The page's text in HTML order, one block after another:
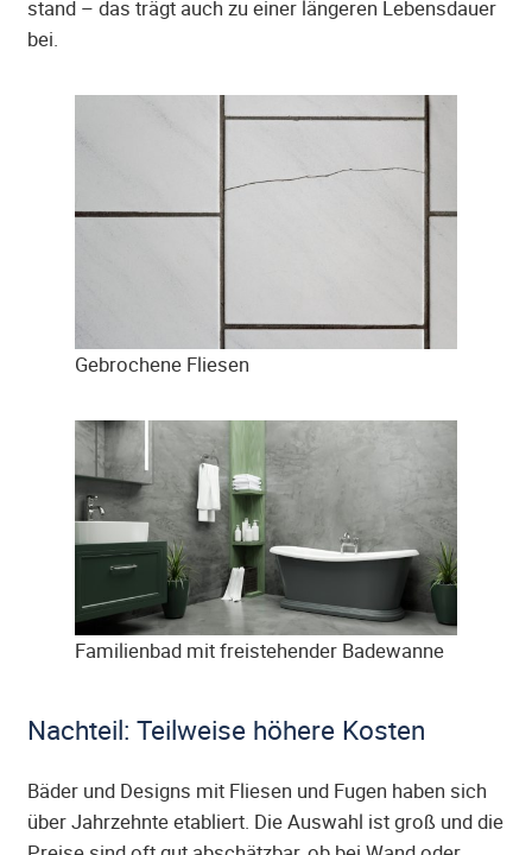
stand – das trägt auch zu einer längeren Lebensdauer
bei.
Gebrochene Fliesen
Familienbad mit freistehender Badewanne
Nachteil: Teilweise höhere Kosten
Bäder und Designs mit Fliesen und Fugen haben sich
über Jahrzehnte etabliert. Die Auswahl ist groß und die